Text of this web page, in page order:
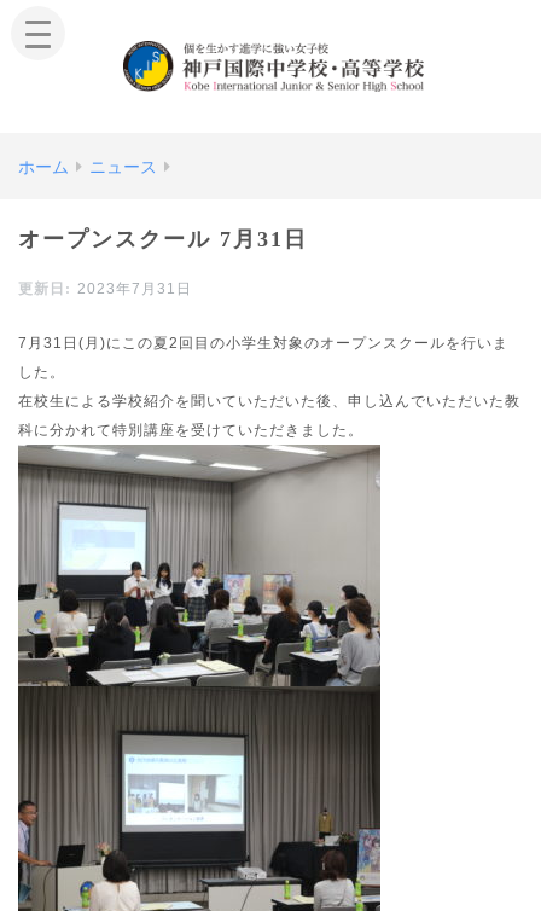
ホーム ニュース
オープンスクール 7月31日
2023年7月31日
7月31日(月)にこの夏2回目の小学生対象のオープンスクールを行いま
した。
在校生による学校紹介を聞いていただいた後、申し込んでいただいた教
科に分かれて特別講座を受けていただきました。